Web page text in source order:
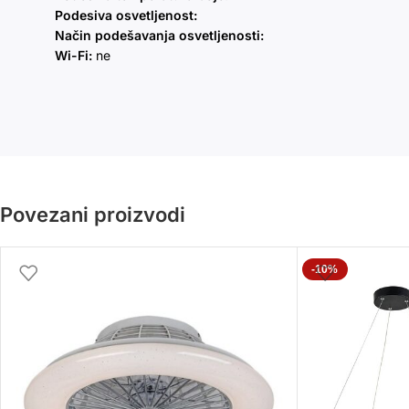
Podesiva osvetljenost:
Način podešavanja osvetljenosti:
Wi-Fi: ne
Povezani proizvodi
-10%